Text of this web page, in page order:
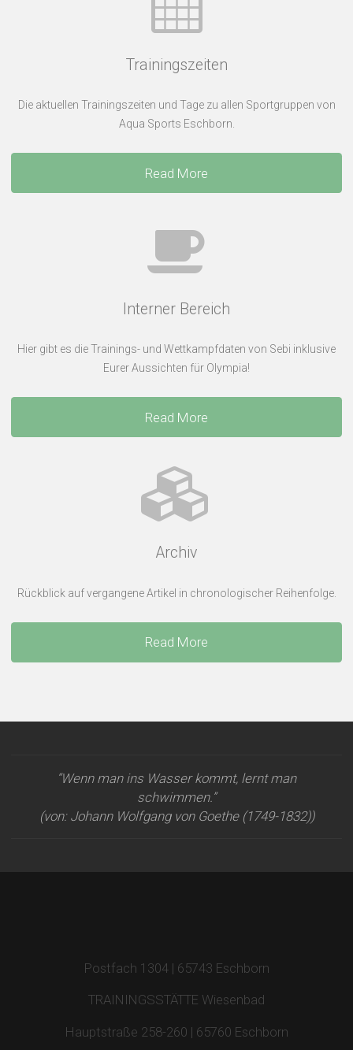
Trainingszeiten
Die aktuellen Trainingszeiten und Tage zu allen Sportgruppen von
Aqua Sports Eschborn.
Read More
Interner Bereich
Hier gibt es die Trainings- und Wettkampfdaten von Sebi inklusive
Eurer Aussichten für Olympia!
Read More
Archiv
Rückblick auf vergangene Artikel in chronologischer Reihenfolge.
Read More
“Wenn man ins Wasser kommt, lernt man
schwimmen.”
(von: Johann Wolfgang von Goethe (1749-1832))
Postfach 1304 | 65743 Eschborn
TRAININGSSTÄTTE Wiesenbad
Hauptstraße 258-260 | 65760 Eschborn